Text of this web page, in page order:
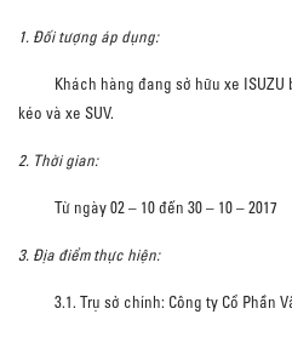
1. Đối tượng áp dụng:
Khách hàng đang sở hữu xe ISUZU
kéo và xe SUV.
2. Thời gian:
Từ ngày 02 – 10 đến 30 – 10 – 2017
3. Địa điểm thực hiện:
3.1. Trụ sở chính: Công ty Cổ Phần